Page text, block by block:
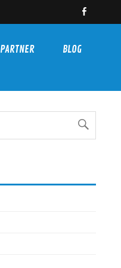
PARTNER BLOG